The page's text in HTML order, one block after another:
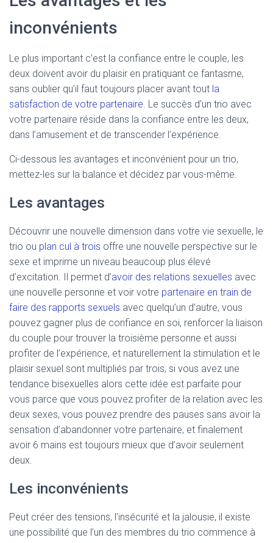
inconvénients
Le plus important c’est la confiance entre le couple, les
deux doivent avoir du plaisir en pratiquant ce fantasme,
sans oublier qu’il faut toujours placer avant tout la
satisfaction de votre partenaire . Le succès d’un trio avec
votre partenaire réside dans la confiance entre les deux,
dans l’amusement et de transcender l’expérience.
Ci-dessous les avantages et inconvénient pour un trio,
mettez-les sur la balance et décidez par vous-même.
Les avantages
Découvrir une nouvelle dimension dans votre vie sexuelle, le
trio ou plan cul à trois offre une nouvelle perspective sur le
sexe et imprime un niveau beaucoup plus élevé
d’excitation. Il permet d’avoir des relations sexuelles avec
une nouvelle personne et voir votre partenaire en train de
faire des rapports sexuels avec quelqu’un d’autre, vous
pouvez gagner plus de confiance en soi, renforcer la liaison
du couple pour trouver la troisième personne et aussi
profiter de l’expérience, et naturellement la stimulation et le
plaisir sexuel sont multipliés par trois, si vous avez une
tendance bisexuelles alors cette idée est parfaite pour
vous parce que vous pouvez profiter de la relation avec les
deux sexes, vous pouvez prendre des pauses sans avoir la
sensation d’abandonner votre partenaire, et finalement
avoir 6 mains est toujours mieux que d’avoir seulement
deux.
Les inconvénients
Peut créer des tensions, l’insécurité et la jalousie, il existe
une possibilité que l’un des membres du trio commence à